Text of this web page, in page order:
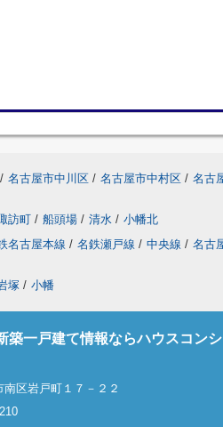
/ 名古屋市中川区 / 名古屋市中村区 / 名古
訪町 / 船頭場 / 清水 / 小幡北
名古屋本線 / 名鉄瀬戸線 / 中央線 / 名古
塚 / 小幡
築一戸建て情報ならハウスコン
区岩戸町１７－２２